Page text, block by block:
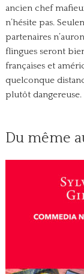
ancien chef
n’hésite pas.
partenaires
flingues seront
françaises et
quelconque
plutôt dangereuse.
Du même